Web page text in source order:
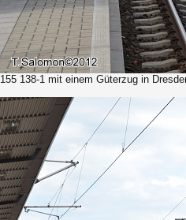
155 138-1 mit einem Güterzug in